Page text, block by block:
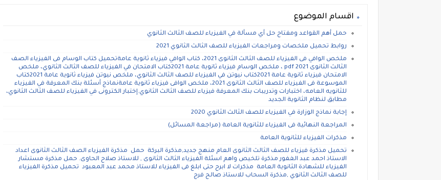
اقسام الموضوع
حمل أهم القواعد ومفتاح حل أي مسألة في الفيزياء للصف الثالث الثانوي
روابط تحميل ملخصات ومراجعات الفيزياء للصف الثالث الثانوي 2021
ملخص الوافي فى الفيزياء للصف الثالث الثانوى 2021، كتاب الوافي فيزياء ثانوية عامةتحميل كتاب الوسام فى الفيزياء الصف
الثالث الثانوى 2021 pdf ، ملخص الوسام فيزياء ثانوية عامة 2021كتاب الامتحان في الفيزياء للصف الثالث الثانوي، ملخص
الامتحان فيزياء ثانوية عامة 2021كتاب نيوتن في الفيزياء للصف الثالث الثانوي، ملخص نيوتن فيزياء ثانوية عامة 2021كتاب
الموسوعة فى الفيزياء للصف الثالث الثانوى 2021، ملخص الوافى فيزياء ثانوية عامةنماذج أسئلة بنك المعرفة في الفيزياء
للثانويه العامه، اختبارات وتدريبات بنك المعرفة فيزياء للصف الثالث الثانوي.إختبار الكترونى في الفيزياء للصف الثالث الثانوي،
مطابق لنظام الثانوية الجديد
إجابة نماذج الوزارة في الفيزياء للصف الثالث الثانوي 2020
المراجعة النهائية فى الفيزياء للثانوية العامة (مراجعة المسائل)
مذكرات الفيزياء للثانوية العامة
تحميل مذكرة فيزياء للصف الثالث الثانوى العام منهج جديد,مذكرة البركة حمل مذكرة الفيزياء الصف الثالث الثانوى اعداد
الاستاذ احمد عبد الغفور مذكرة تلخيص واهم اسئلة الفيزياء الثالث الثانوى , للاستاذ صلاح الحاوى. حمل مذكرة مستشار
الفيزياء للشهادة الثانوية العامة مذكرات لا ابرح حتى ابلغ فى الفيزياء للاستاذ محمد عبد المعبود تحميل مذكرة الفيزياء
للصف الثالث الثانوي ,مذكرة السحاب للاستاذ صالح فرج